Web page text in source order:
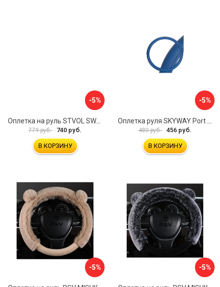
-5%
779 руб. 740 руб.
В КОРЗИНУ
-5%
480 руб. 456 руб.
В КОРЗИНУ
-5% -5%